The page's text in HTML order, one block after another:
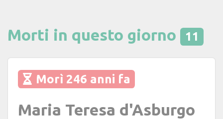
Morti in questo giorno 11
Morì 246 anni fa
Maria Teresa d'Asburgo